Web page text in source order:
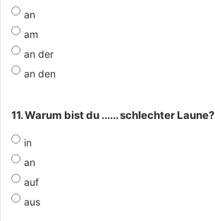
an
am
an der
an den
11. Warum bist du ...... schlechter Laune?
in
an
auf
aus